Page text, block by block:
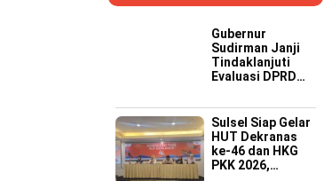
Gubernur
Sudirman Janji
Tindaklanjuti
Evaluasi DPRD
Buruk OPD
Sulsel Siap Gelar
HUT Dekranas
ke-46 dan HKG
PKK 2026,